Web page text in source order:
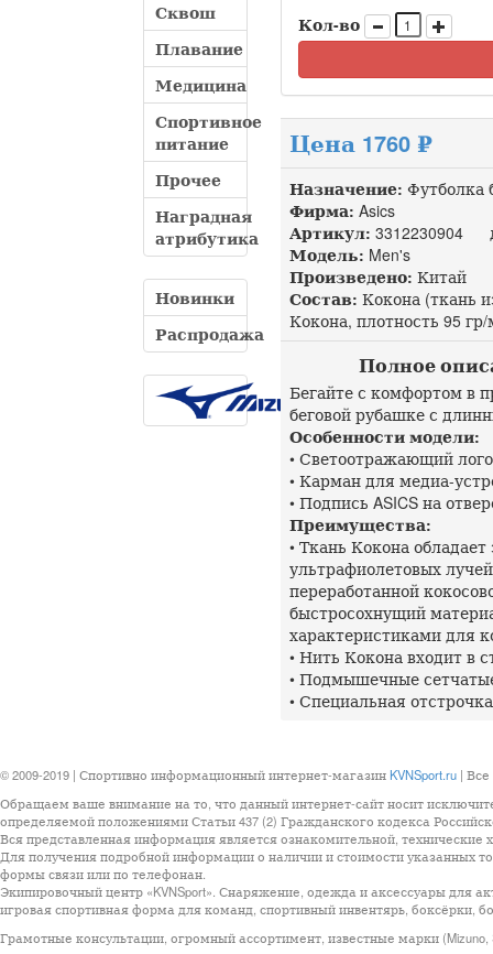
Сквош
Плавание
Медицина
Спортивное
питание
Прочее
Наградная
атрибутика
Новинки
Распродажа
Кол-во
Цена 1760 ₽
Назначение: Футболка
Фирма: Asics
Артикул: 3312230904
Модель: Men's
Произведено: Китай
Состав: Кокона (ткань
Кокона, плотность 95
Полное
Бегайте с комфортом в
беговой рубашке с
Особенности модели:
• Светоотражающий
• Карман для медиа-
• Подпись ASICS на
Преимущества:
• Ткань Кокона
ультрафиолетовых
переработанной
быстросохнущий
характеристиками для
• Нить Кокона входит в
• Подмышечные
• Специальная
© 2009-2019 | Спортивно информационный интернет-магазин KVNSport.ru |
Обращаем ваше внимание на то, что данный интернет-сайт носит
определяемой положениями Статьи 437 (2) Гражданского кодекса
Вся представленная информация является ознакомительной, технические
Для получения подробной информации о наличии и стоимости указанных
формы связи или по телефонан.
Экипировочный центр «KVNSport». Снаряжение, одежда и аксессуары для
игровая спортивная форма для команд, спортивный инвентярь, боксёрки,
Грамотные консультации, огромный ассортимент, известные марки (Mizuno,